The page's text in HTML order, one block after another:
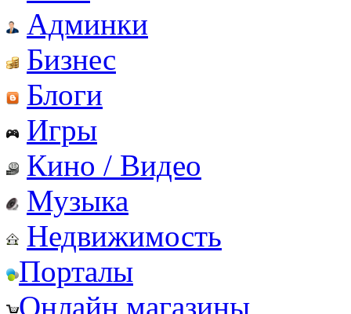
Админки
Бизнес
Блоги
Игры
Кино / Видео
Музыка
Недвижимость
Порталы
Онлайн магазины